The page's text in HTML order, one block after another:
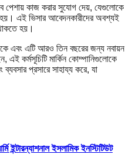
পেশায় কাজ করার সুযোগ দেয়, যেগুলোকে
হয়। এই ভিসার আবেদনকারীদের অবশ্যই
হয়।
এবং এটি আরও তিন বছরের জন্য নবায়ন
এই কর্মসূচিটি মার্কিন কোম্পানিগুলোকে
প্রসারে সাহায্য করে, যা
ইন্টারন্যাশনাল ইসলামিক ইনস্টিটিউট